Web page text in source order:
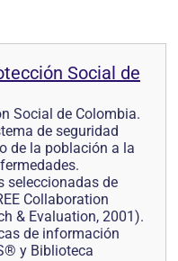
Social de
Social de Colombia.
de seguridad
de la población a la
seleccionadas de
Collaboration
& Evaluation, 2001).
de información
y Biblioteca